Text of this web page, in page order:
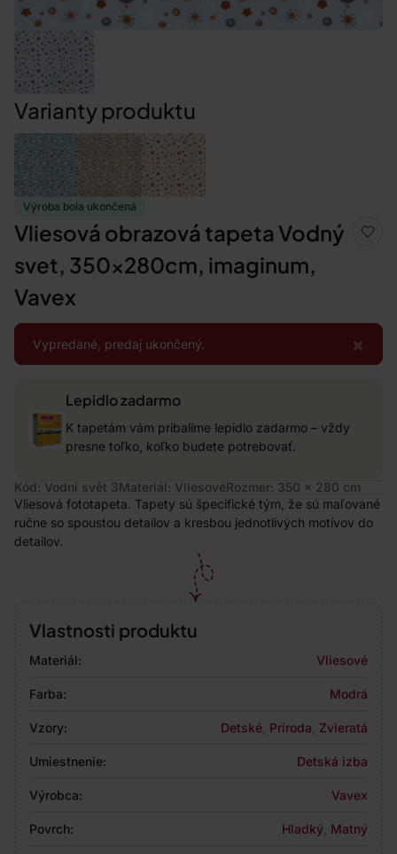
Výroba bola ukončená
Vliesová obrazová tapeta Vodný
svet, 350x280cm, imaginum,
Vavex
×
Vypredané, predaj ukončený.
Lepidlo zadarmo
K tapetám vám pribalíme lepidlo zadarmo – vždy
presne toľko, koľko budete potrebovať.
Kód: Vodní svět 3Materiál: VliesovéRozmer: 350 x 280 cm
Vliesová fototapeta. Tapety sú špecifické tým, že sú maľované
ručne so spoustou detailov a kresbou jednotlivých motívov do
detailov.
Varianty produktu
Vlastnosti produktu
Materiál: Vliesové
Farba: Modrá
Vzory: Detské Príroda Zvieratá
Umiestnenie: Detská izba
Výrobca: Vavex
Povrch: Hladký Matný